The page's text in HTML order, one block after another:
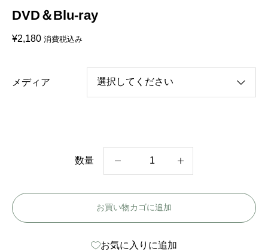
DVD＆Blu-ray
¥2,180 消費税込み
メディア
数量
ド
マ
お買い物カゴに追加
お気に入りに追加